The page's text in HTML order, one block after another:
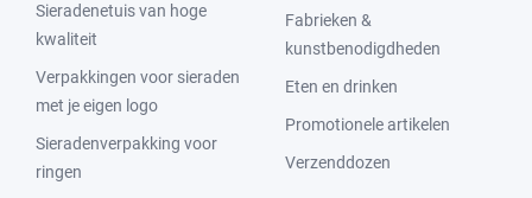
Sieradenetuis van hoge
kwaliteit
Verpakkingen voor sieraden
met je eigen logo
Sieradenverpakking voor
ringen
Fabrieken &
kunstbenodigdheden
Eten en drinken
Promotionele artikelen
Verzenddozen